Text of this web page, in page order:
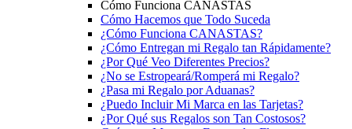
Cómo Funciona CANASTAS
Cómo Hacemos que Todo Suceda
¿Cómo Funciona CANASTAS?
¿Cómo Entregan mi Regalo tan Rápidamente?
¿Por Qué Veo Diferentes Precios?
¿No se Estropeará/Romperá mi Regalo?
¿Pasa mi Regalo por Aduanas?
¿Puedo Incluir Mi Marca en las Tarjetas?
¿Por Qué sus Regalos son Tan Costosos?